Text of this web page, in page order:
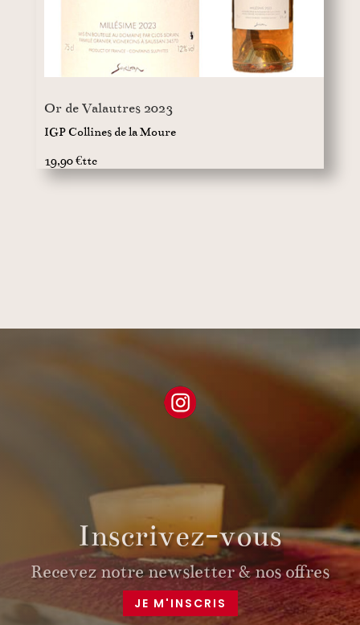
Or de Valautres 2023
IGP Collines de la Moure
19,90 €ttc
Inscrivez-vous
Recevez notre newsletter & nos offres
JE M'INSCRIS